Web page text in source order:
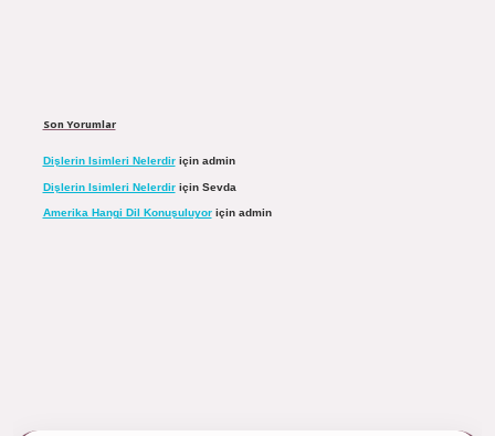
Son Yorumlar
Dişlerin Isimleri Nelerdiriçin admin
Dişlerin Isimleri Nelerdiriçin Sevda
Amerika Hangi Dil Konuşuluyoriçin admin